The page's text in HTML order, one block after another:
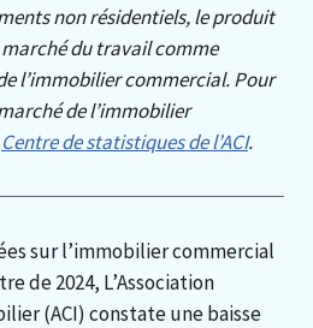
non résidentiels, le produit
du travail comme
l’immobilier commercial. Pour
de l’immobilier
Centre de statistiques de l’ACI.
sur l’immobilier commercial
de 2024, L’Association
(ACI) constate une baisse